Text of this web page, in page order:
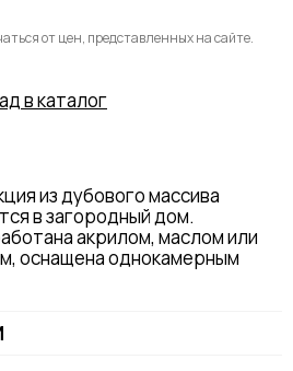
от цен, представленных на сайте.
в каталог
из дубового массива
в загородный дом.
акрилом, маслом или
оснащена однокамерным